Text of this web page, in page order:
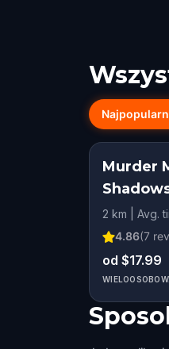
Murder
2 km | Avg.
4.86(7
od $17.99